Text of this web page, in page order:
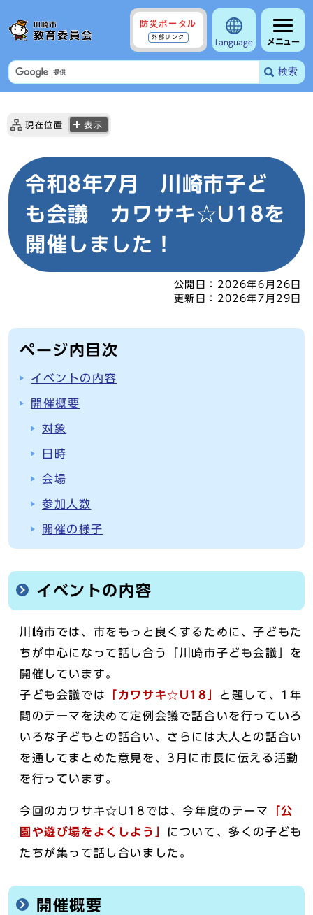
防災ポータル
外部リンク
Language メニュー
検索
現在位置 表示
令和8年7月 川崎市子ど
も会議 カワサキ☆U18を
開催しました！
公開日： 2026年6月26日
更新日： 2026年7月29日
ページ内目次
イベントの内容
開催概要
対象
日時
会場
参加人数
開催の様子
イベントの内容
川崎市では、市をもっと良くするために、子どもた
ちが中心になって話し合う「川崎市子ども会議」を
開催しています。
子ども会議では
「カワサキ☆U18」
と題して、1年
間のテーマを決めて定例会議で話合いを行っていろ
いろな子どもとの話合い、さらには大人との話合い
を通してまとめた意見を、3月に市長に伝える活動
を行っています。
今回のカワサキ☆U18では、今年度のテーマ
「公
園や遊び場をよくしよう」
について、多くの子ども
たちが集って話し合いました。
開催概要